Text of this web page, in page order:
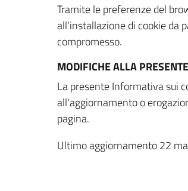
Tramite le preferenze del
all'installazione di cookie da
compromesso.
MODIFICHE ALLA
La presente Informativa sui
all'aggiornamento o
pagina.
Ultimo aggiornamento 22